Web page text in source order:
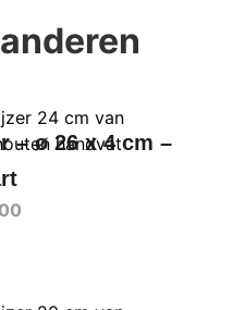
– ø 26 x 4 cm –